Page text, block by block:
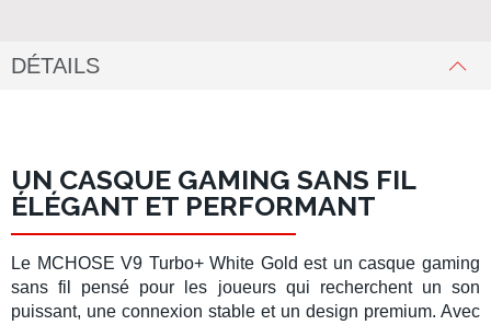
DÉTAILS
UN CASQUE GAMING SANS FIL
ÉLÉGANT ET PERFORMANT
Le MCHOSE V9 Turbo+ White Gold est uncasque gaming
sans fil
pensé pour les joueurs qui recherchent un son
puissant, une connexion stable et un design premium. Avec